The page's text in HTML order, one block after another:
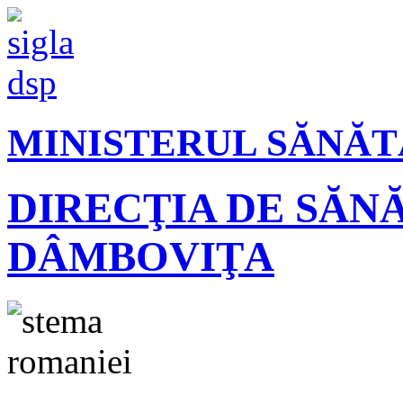
MINISTERUL
DIRECŢIA DE
DÂMBOVIŢA